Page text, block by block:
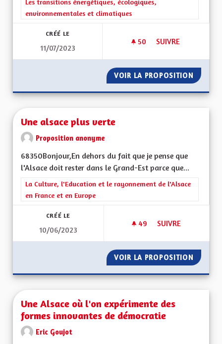
Filtrer les résultats de la catégorie : Les transitions
Les transitions énergétiques, écologiques,
environnementales et climatiques
CRÉÉ LE
11/07/2023
50 50 ABONNÉS
SUIVRE
VOIR LA PROPOSITION UNE
Une alsace plus verte
Proposition anonyme
68350Bonjour,En dehors du fait que je pense que
l'Alsace doit rester dans le Grand-Est parce que...
Filtrer les résultats de la catégorie : La Culture, l'Education et
La Culture, l'Education et le rayonnement de l'Alsace
en France et en Europe
CRÉÉ LE
10/06/2023
49 49 ABONNÉS
SUIVRE
VOIR LA PROPOSITION UNE
Une Alsace où l'on expérimente des
formes innovantes de démocratie
Eric Goujot